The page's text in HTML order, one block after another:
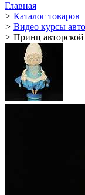
Главная
> Каталог товаров
> Видео курсы
> Принц